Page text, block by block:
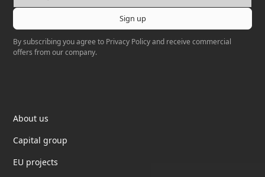
By subscribing you agree to Privacy Policyand receive commercial
offers from our company.
About us
Capital group
EU projects